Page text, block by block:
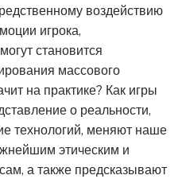
воздействию
игрока,
становится
массового
на практике? Как игры
о реальности,
технологий, меняют наше
этическим и
а также предсказывают